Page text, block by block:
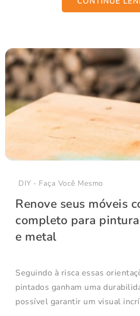
DIY - Faça Você Mesmo
Renove seus móveis
completo para
e metal
Seguindo à risca essas
pintados ganham uma
possível garantir um visual